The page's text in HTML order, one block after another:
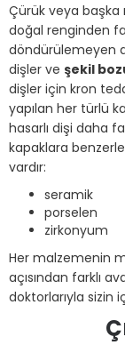
Çürük veya başka
doğal renginden
döndürülemeyen
dişler ve şekil
dişler için kron
yapılan her türlü
hasarlı dişi daha
kapaklara
vardır:
seramik
porselen
zirkonyum
Her malzemenin
açısından farklı
doktorlarıyla sizin